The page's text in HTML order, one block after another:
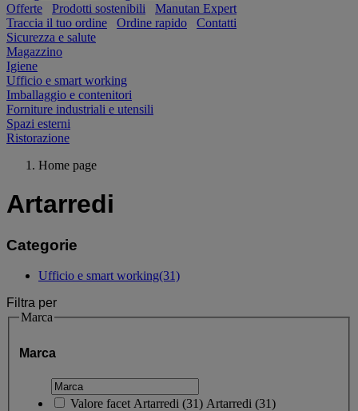
Offerte Prodotti sostenibili
Manutan Expert
Traccia il tuo ordine
Ordine rapido
Contatti
Sicurezza e salute
Magazzino
Igiene
Ufficio e smart working
Imballaggio e contenitori
Forniture industriali e utensili
Spazi esterni
Ristorazione
Home page
Artarredi
Categorie
Ufficio e smart working(31)
Filtra per
Marca
Marca
Valore facet Artarredi (31) Artarredi (31)